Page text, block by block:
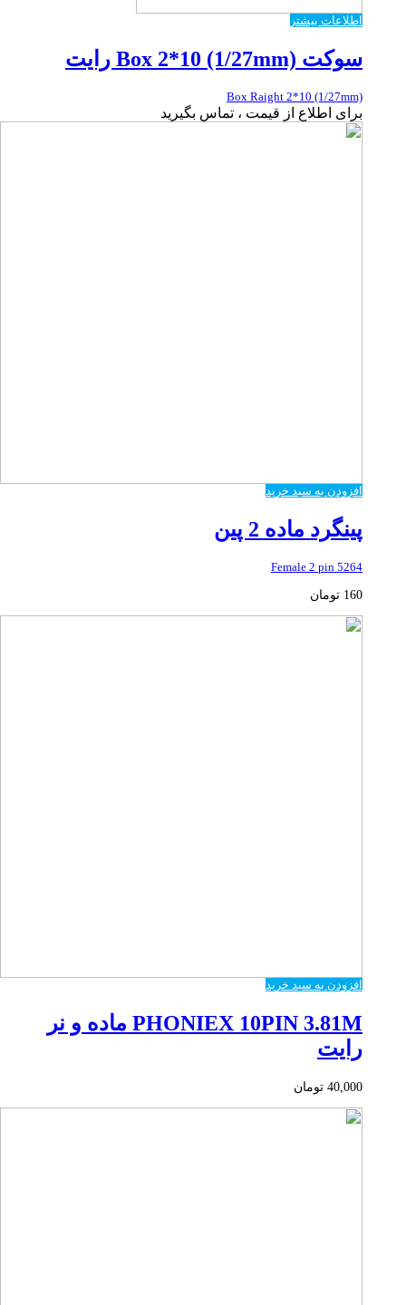
اطلاعات بیشتر
سوکت Box 2*10 (1/27mm) رایت
Box Raight 2*10 (1/27mm)
برای اطلاع از قیمت ، تماس بگیرید
افزودن به سبد خرید
پینگرد ماده 2 پین
5264 Female 2 pin
160 تومان
افزودن به سبد خرید
PHONIEX 10PIN 3.81M ماده و نر
رایت
40,000 تومان